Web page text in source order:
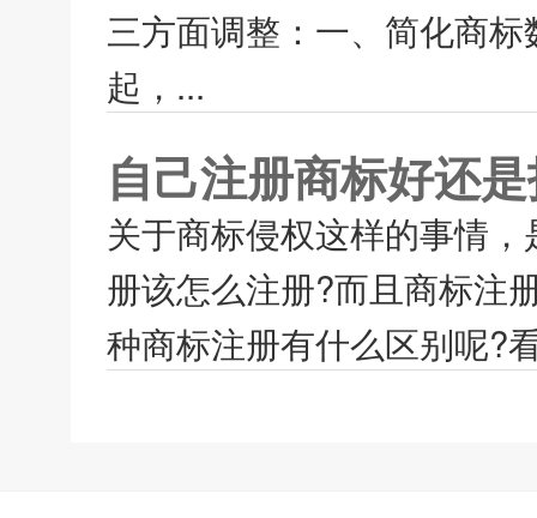
三方面调整：一、简化商
起，...
自己注册商标好还
关于商标侵权这样的事情
册该怎么注册?而且商标注
种商标注册有什么区别呢?